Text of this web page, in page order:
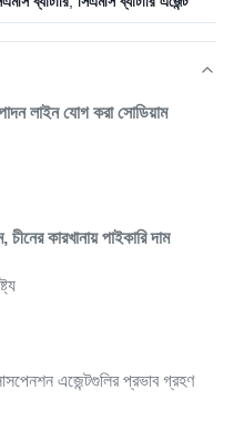
লাইন যোগ করা সোডিয়াম
কারখানায় পাইকারি দাম
এজেন্টগুলির প্রভাব গ্রহণ